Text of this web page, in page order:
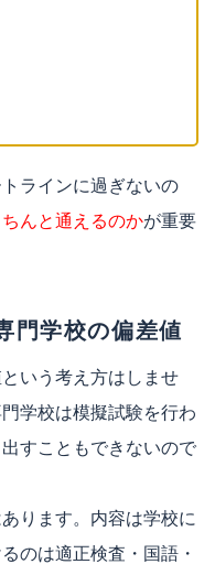
ラインに過ぎないの
んと通えるのかが重要
門学校の偏差値
いう考え方はしませ
学校は模擬試験を行わ
すこともできないので
ります。内容は学校に
のは適正検査・国語・